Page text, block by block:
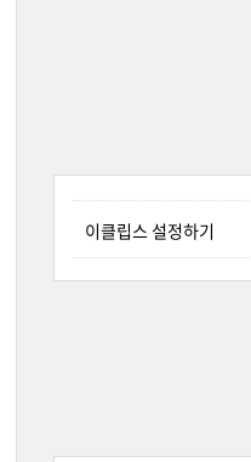
이클립스 설정하기